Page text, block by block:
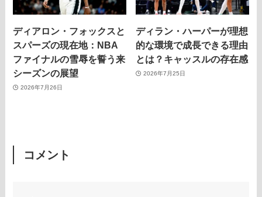
ディアロン・フォックスと
スパーズの現在地：NBA
ファイナルの雪辱を誓う来
シーズンの展望
2026年7月26日
ディラン・ハーパーが理想
的な環境で成長できる理由
とは？キャッスルの存在感
2026年7月25日
コメント